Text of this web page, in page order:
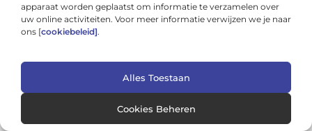
apparaat worden geplaatst om informatie te verzamelen over
uw online activiteiten. Voor meer informatie verwijzen we je naar
ons [cookiebeleid].
Alles Toestaan
Cookies Beheren
BEDRIJVEN
Populaire keuzes binnen de berekening van de